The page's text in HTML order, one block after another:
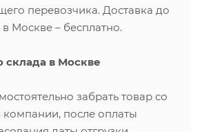
перевозчика. Доставка до
Москве – бесплатно.
склада в Москве
забрать товар со
после оплаты